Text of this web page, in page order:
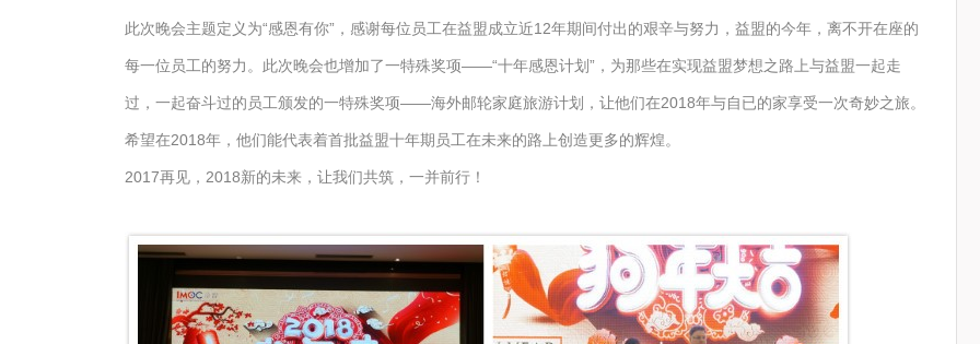
此次晚会主题定义为“感恩有你”，感谢每位员工在益盟成立近12年期间付出的艰辛与努力，益盟的今年，离不开在座的
每一位员工的努力。此次晚会也增加了一特殊奖项——“十年感恩计划”，为那些在实现益盟梦想之路上与益盟一起走
过，一起奋斗过的员工颁发的一特殊奖项——海外邮轮家庭旅游计划，让他们在2018年与自已的家享受一次奇妙之旅。
希望在2018年，他们能代表着首批益盟十年期员工在未来的路上创造更多的辉煌。
2017再见，2018新的未来，让我们共筑，一并前行！